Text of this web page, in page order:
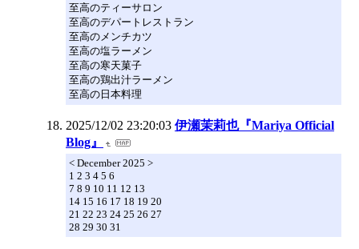
至高のティーサロン
至高のデパートレストラン
至高のメンチカツ
至高の塩ラーメン
至高の寒天菓子
至高の鶏出汁ラーメン
至高の日本料理
2025/12/02 23:20:03 伊瀬茉莉也『Mariya Official
Blog』
< December 2025 >
1 2 3 4 5 6
7 8 9 10 11 12 13
14 15 16 17 18 19 20
21 22 23 24 25 26 27
28 29 30 31